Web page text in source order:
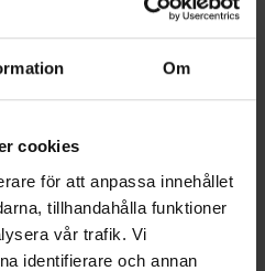
Om
cookies
för att anpassa innehållet
tillhandahålla funktioner
vår trafik. Vi
identifierare och annan